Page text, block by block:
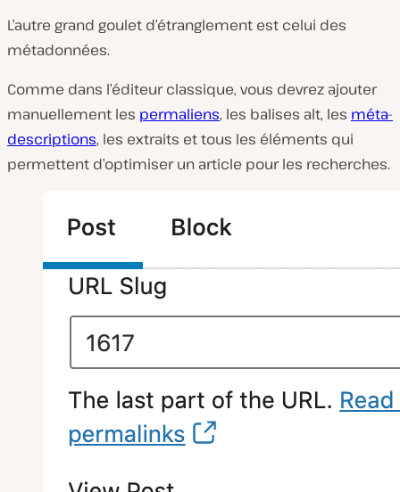
L’autre grand goulet d’étranglement est celui des
métadonnées.
Comme dans l’éditeur classique, vous devrez ajouter
manuellement les permaliens, les balises alt, les méta-
descriptions, les extraits et tous les éléments qui
permettent d’optimiser un article pour les recherches.